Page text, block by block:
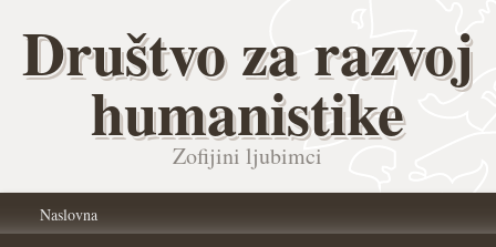
Društvo za razvoj
humanistike
Zofijini ljubimci
Naslovna